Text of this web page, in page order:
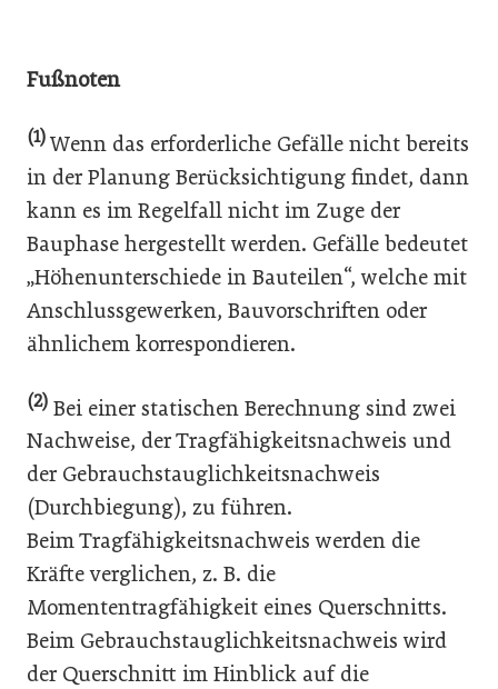
Fußnoten
(1) Wenn das erforderliche Gefälle nicht bereits
in der Planung Berücksichtigung findet, dann
kann es im Regelfall nicht im Zuge der
Bauphase hergestellt werden. Gefälle bedeutet
„Höhenunterschiede in Bauteilen“, welche mit
Anschlussgewerken, Bauvorschriften oder
ähnlichem korrespondieren.
(2) Bei einer statischen Berechnung sind zwei
Nachweise, der Tragfähigkeitsnachweis und
der Gebrauchstauglichkeitsnachweis
(Durchbiegung), zu führen.
Beim Tragfähigkeitsnachweis werden die
Kräfte verglichen, z. B. die
Momententragfähigkeit eines Querschnitts.
Beim Gebrauchstauglichkeitsnachweis wird
der Querschnitt im Hinblick auf die